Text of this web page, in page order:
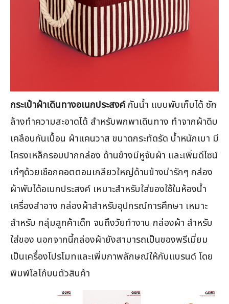
กระเป๋าผ้าเดินทางอเนกประสงค์กันน้ำ แบบพับเก็บได้ ซัก
ล้างทำความสะอาดได้ สำหรับพกพาเดินทาง ทำจากผ้าดิบ
เคลือบกันเปื้อน ผ้าแคนวาส ขนาดกระทัดรัด น้ำหนักเบา มี
โครงเหล็กรอบปากกล่อง ด้านข้างมีหูจับผ้า และเพิ่มดีไซน์
เก๋ๆด้วยเชือกคอตตอนเกลียวใหญ่ด้านข้างน่ารักๆ กล่อง
ผ้าพับได้อเนกประสงค์ เหมาะสำหรับใส่ของใช้ในห้องน้ำ
เครื่องสำอาง กล่องผ้าสำหรับอุปกรณ์การศึกษา เหมาะ
สำหรับ กลุ่มลูกค้าเด็ก จนถึงวัยทำงาน กล่องผ้า สำหรับ
ใส่ของ นอกจากนี้กล่องผ้ายังสามารถเป็นของพรีเมี่ยม
เป็นเครื่องโปรโมทและเพิ่มภาพลักษณ์ให้กับแบรนด์ โดย
พิมพ์โลโก้บนตัวสินค้า